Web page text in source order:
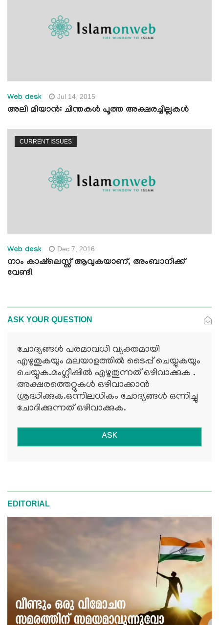
Web desk Jul 14, 2015
അലി മിയാന്‍: ചിന്തകള്‍ പൂത്ത അക്ഷരച്ചില്ലകള്‍
CURRENT ISSUES
Web desk Dec 7, 2016
നാം കാഷ്‌ലെസ്സ് ആവുകയാണ്, അംബാനിക്ക്
വേണ്ടി
ASK YOUR QUESTION
ചോദ്യങ്ങള്‍ പരമാവധി വ്യക്തമായി
എഴുതുകയും മലയാളത്തില്‍ ടൈപ്പ് ചെയ്യുകയും
ചെയ്യുക.മംഗ്ലീഷില്‍ എഴുതുന്നത് ഒഴിവാക്കുക .
അക്ഷരത്തെറ്റുകള്‍ ഒഴിവാക്കാന്‍
ശ്രദ്ധിക്കുക.ഒന്നിലധികം ചോദ്യങ്ങള്‍ ഒന്നിച്ചു
ചോദിക്കുന്നത് ഒഴിവാക്കുക.
ASK
EDITORIAL